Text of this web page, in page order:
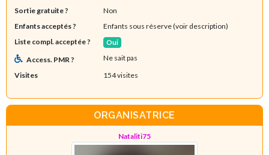
Sortie gratuite ?
Non
Enfants acceptés ?
Enfants sous réserve (voir description)
Liste compl. acceptée ?
Oui
Access. PMR ?
Ne sait pas
Visites
154 visites
ORGANISATRICE
Nataliti75